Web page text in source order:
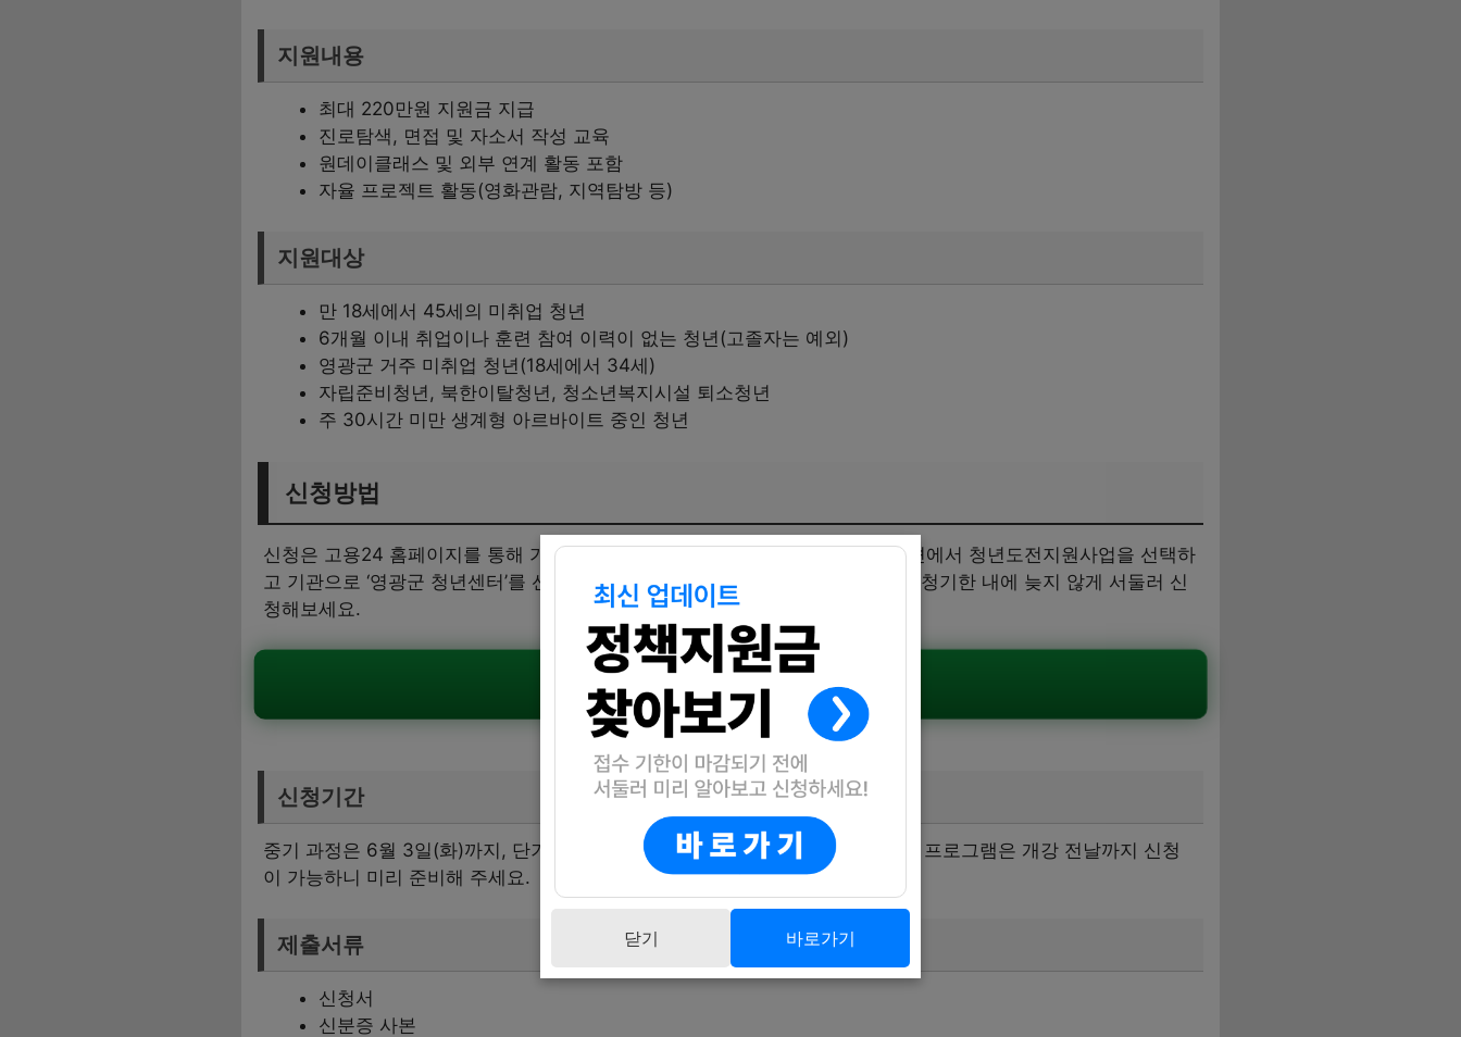
지원내용
최대 220만원 지원금 지급
진로탐색, 면접 및 자소서 작성 교육
원데이클래스 및 외부 연계 활동 포함
자율 프로젝트 활동(영화관람, 지역탐방 등)
지원대상
만 18세에서 45세의 미취업 청년
6개월 이내 취업이나 훈련 참여 이력이 없는 청년(고졸자는 예외)
영광군 거주 미취업 청년(18세에서 34세)
자립준비청년, 북한이탈청년, 청소년복지시설 퇴소청년
주 30시간 미만 생계형 아르바이트 중인 청년
신청방법
신청은 고용24 홈페이지를 통해 가능합니다. 홈페이지에 접속하여 취업지원 섹션에서 청년도전지원사업을 선택하
고 기관으로 ‘영광군 청년센터’를 선택하면 됩니다. 신청을 원하는 분들은 아래 신청기한 내에 늦지 않게 서둘러 신
청해보세요.
공식공고 확인하기
신청기간
중기 과정은 6월 3일(화)까지, 단기 과정은 8월 4일(월)까지 신청 가능합니다. 각 프로그램은 개강 전날까지 신청
이 가능하니 미리 준비해 주세요.
제출서류
신청서
신분증 사본
닫기 바로가기